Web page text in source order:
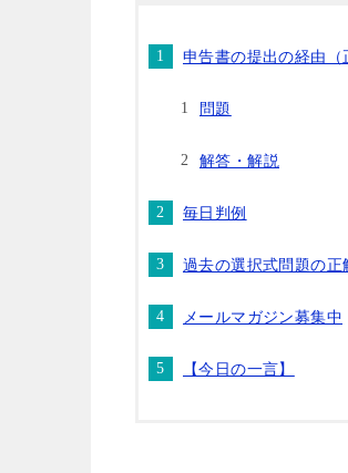
申告書の提出の経由（
問題
解答・解説
毎日判例
過去の選択式問題の正
メールマガジン募集中
【今日の一言】